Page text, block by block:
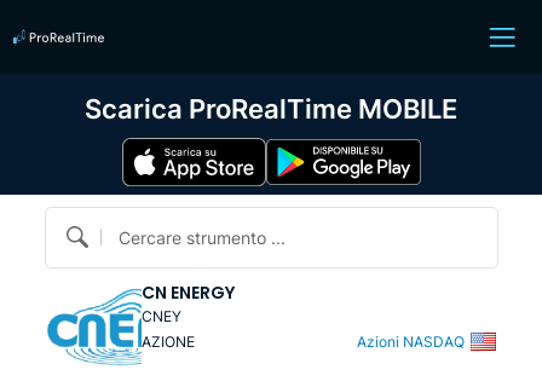
Cercare strumento ...
CN ENERGY
CNEY
AZIONE
Azioni NASDAQ
Scarica ProRealTime MOBILE